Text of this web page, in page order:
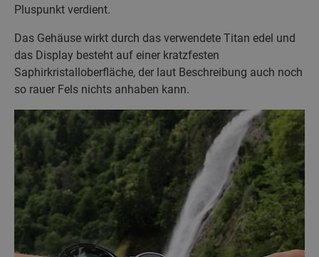
Pluspunkt verdient.
Das Gehäuse wirkt durch das verwendete Titan edel und
das Display besteht auf einer kratzfesten
Saphirkristalloberfläche, der laut Beschreibung auch noch
so rauer Fels nichts anhaben kann.